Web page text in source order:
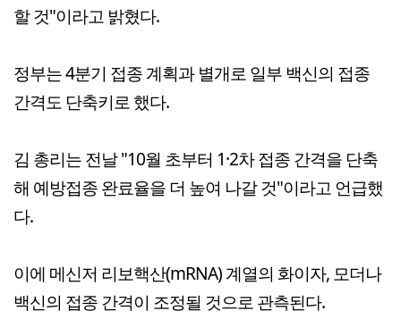
할 것"이라고 밝혔다.
정부는 4분기 접종 계획과 별개로 일부 백신의 접종
간격도 단축키로 했다.
김 총리는 전날 "10월 초부터 1·2차 접종 간격을 단축
해 예방접종 완료율을 더 높여 나갈 것"이라고 언급했
다.
이에 메신저 리보핵산(mRNA) 계열의 화이자, 모더나
백신의 접종 간격이 조정될 것으로 관측된다.